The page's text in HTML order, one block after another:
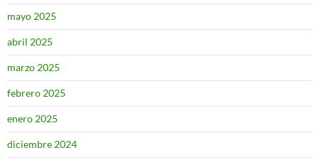
mayo 2025
abril 2025
marzo 2025
febrero 2025
enero 2025
diciembre 2024